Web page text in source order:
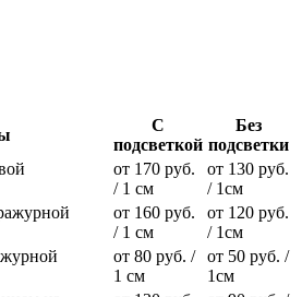
С
подсветкой
Без
подсветки
от 170 руб.
/ 1 см
от 130 руб.
/ 1см
от 160 руб.
/ 1 см
от 120 руб.
/ 1см
от 80 руб. /
1 см
от 50 руб. /
1см